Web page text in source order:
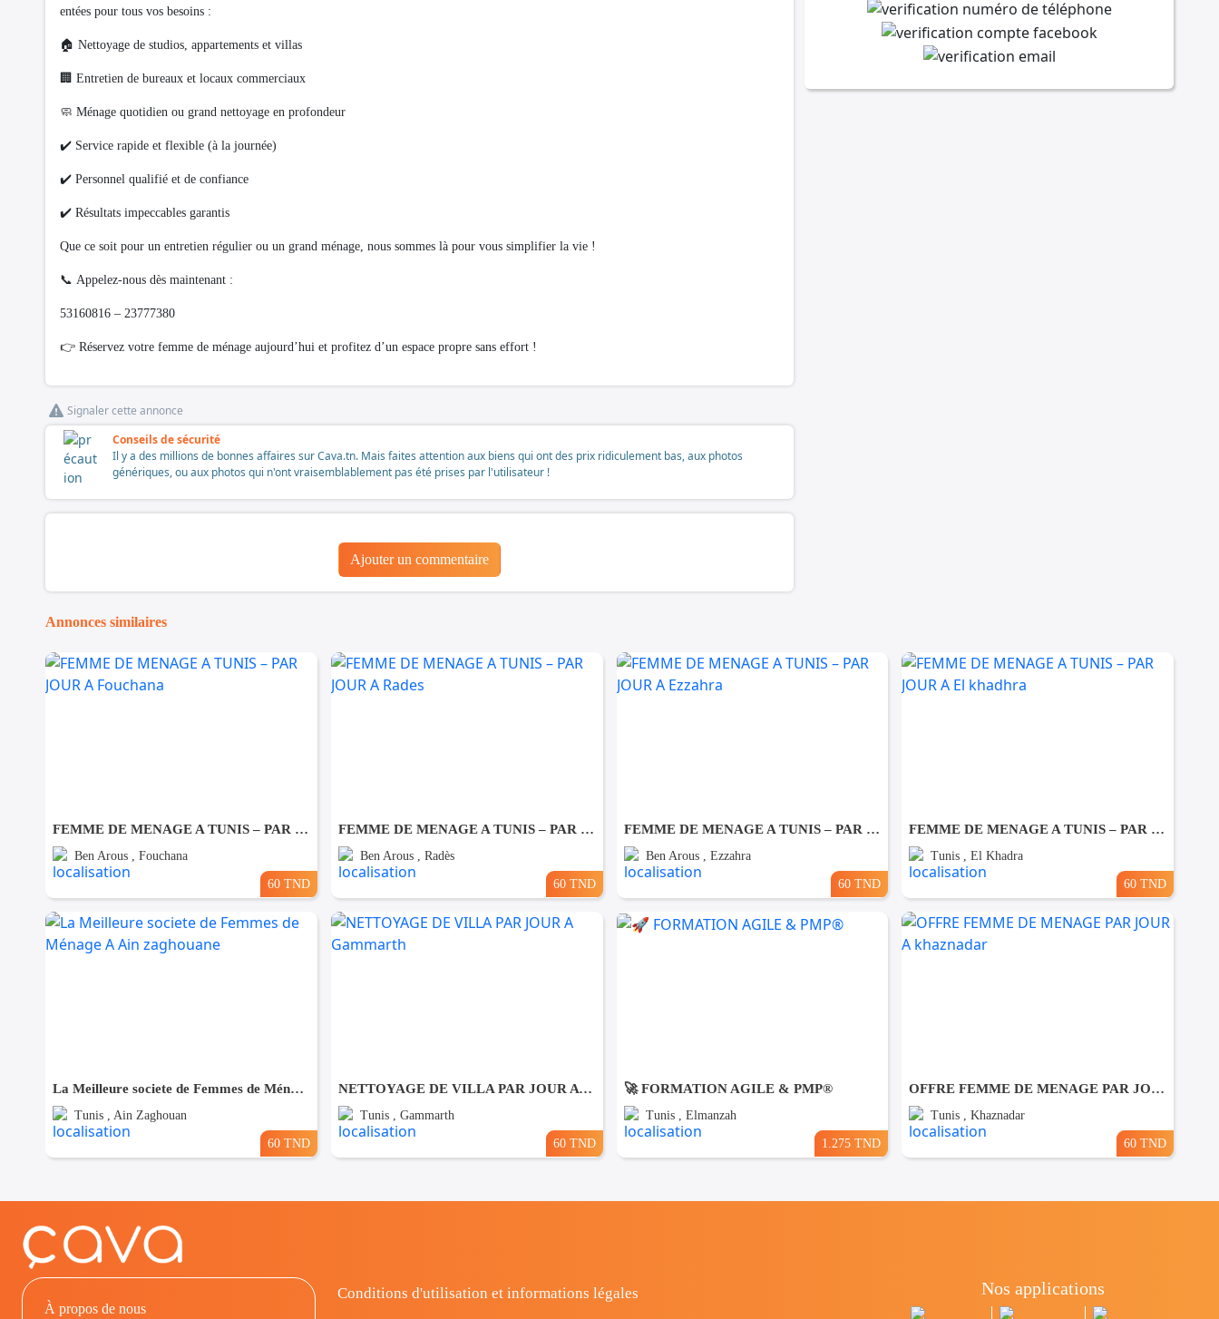
entées pour tous vos besoins :
🏠 Nettoyage de studios, appartements et villas
🏢 Entretien de bureaux et locaux commerciaux
🧼 Ménage quotidien ou grand nettoyage en profondeur
✔️ Service rapide et flexible (à la journée)
✔️ Personnel qualifié et de confiance
✔️ Résultats impeccables garantis
Que ce soit pour un entretien régulier ou un grand ménage, nous sommes là pour vous simplifier la vie !
📞 Appelez-nous dès maintenant :
53160816 – 23777380
👉 Réservez votre femme de ménage aujourd’hui et profitez d’un espace propre sans effort !
Signaler cette annonce
Conseils de sécurité
Il y a des millions de bonnes affaires sur Cava.tn. Mais faites attention aux biens qui ont des prix ridiculement bas, aux photos
génériques, ou aux photos qui n'ont vraisemblablement pas été prises par l'utilisateur !
Ajouter un commentaire
Annonces similaires
FEMME DE MENAGE A TUNIS – PAR JOUR A Fouchana
Ben Arous , Fouchana
60 TND
FEMME DE MENAGE A TUNIS – PAR JOUR A Rades
Ben Arous , Radès
60 TND
FEMME DE MENAGE A TUNIS – PAR JOUR A Ezzahra
Ben Arous , Ezzahra
60 TND
FEMME DE MENAGE A TUNIS – PAR JOUR A El khadhra
Tunis , El Khadra
60 TND
La Meilleure societe de Femmes de Ménage A Ain zaghouane
Tunis , Ain Zaghouan
60 TND
NETTOYAGE DE VILLA PAR JOUR A Gammarth
Tunis , Gammarth
60 TND
🚀 FORMATION AGILE & PMP®
Tunis , Elmanzah
1.275 TND
OFFRE FEMME DE MENAGE PAR JOUR A khaznadar
Tunis , Khaznadar
60 TND
À propos de nous
Conditions d'utilisation et informations légales
Nos applications